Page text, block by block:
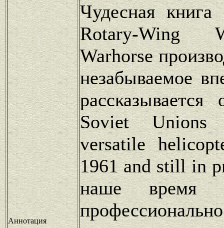
Аннотация
Чудесная
Rotary-Wing
Warhorse
незабываемое
Soviet Unions
versatile
1961 and still in
наше время